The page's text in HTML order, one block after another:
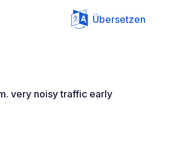
Übersetzen
very noisy traffic early